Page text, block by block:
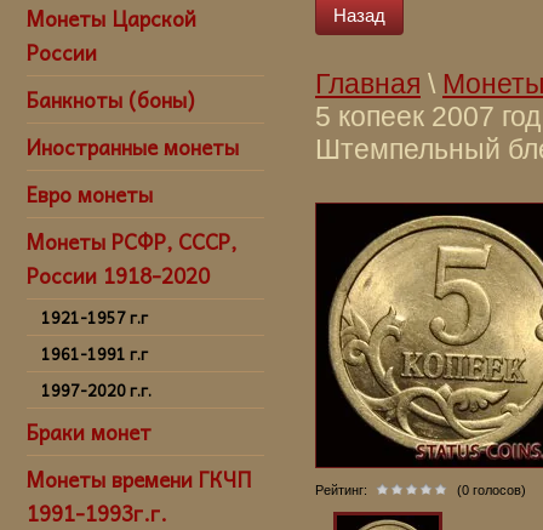
Монеты Царской
России
Банкноты (боны)
Иностранные монеты
Евро монеты
Монеты РСФР, СССР,
России 1918-2020
1921-1957 г.г
1961-1991 г.г
1997-2020 г.г.
Браки монет
Монеты времени ГКЧП
1991-1993г.г.
Назад
Главная \
5 копеек 2007
Штемпельный
kopeek 2007 SP
SP
sovremennye 5
Rossii v Sankt-
Peterburge
SPb, купить 5
монету 5
копеек 2007
России,купить
современной
Рейтинг: (0 голосов)